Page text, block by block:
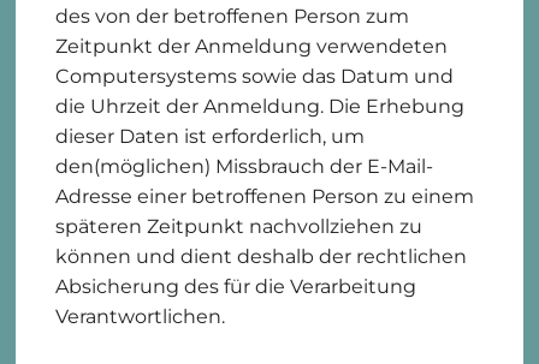
des von der betroffenen Person zum
Zeitpunkt der Anmeldung verwendeten
Computersystems sowie das Datum und
die Uhrzeit der Anmeldung. Die Erhebung
dieser Daten ist erforderlich, um
den(möglichen) Missbrauch der E-Mail-
Adresse einer betroffenen Person zu einem
späteren Zeitpunkt nachvollziehen zu
können und dient deshalb der rechtlichen
Absicherung des für die Verarbeitung
Verantwortlichen.